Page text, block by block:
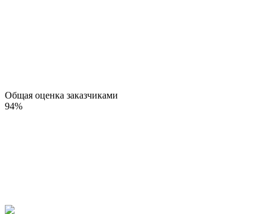
Общая оценка заказчиками
94%